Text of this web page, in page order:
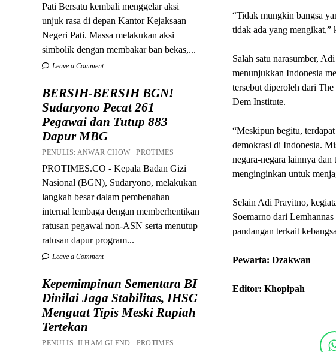
Pati Bersatu kembali menggelar aksi
unjuk rasa di depan Kantor Kejaksaan
Negeri Pati. Massa melakukan aksi
simbolik dengan membakar ban bekas,...
Leave a Comment
BERSIH-BERSIH BGN!
Sudaryono Pecat 261
Pegawai dan Tutup 883
Dapur MBG
PENULIS: ANWAR CHOW PROTIMES
PROTIMES.CO - Kepala Badan Gizi
Nasional (BGN), Sudaryono, melakukan
langkah besar dalam pembenahan
internal lembaga dengan memberhentikan
ratusan pegawai non-ASN serta menutup
ratusan dapur program...
Leave a Comment
Kepemimpinan Sementara BI
Dinilai Jaga Stabilitas, IHSG
Menguat Tipis Meski Rupiah
Tertekan
PENULIS: ILHAM GLEND PROTIMES
“Tidak mungkin bangsa
tidak ada yang mengikat,”
Salah satu narasumber,
menunjukkan Indonesia
tersebut diperoleh dari
Dem Institute.
“Meskipun begitu,
demokrasi di Indonesia.
negara-negara lainnya
menginginkan untuk
Selain Adi Prayitno,
Soemarno dari
pandangan terkait
Pewarta: Dzakwan
Editor: Khopipah